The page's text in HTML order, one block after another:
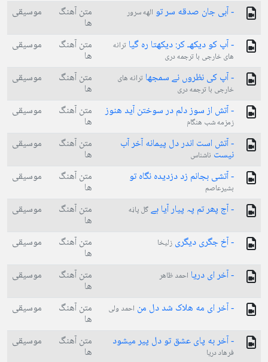
- آبی جان صدقه سر تو الهه سرور متن آهنگ
ها
موسیقی
- آپ کو دیکهـ کر: دیکهتا ره گیا ترانه
های خارجی با ترجمه دری
متن آهنگ
ها
موسیقی
- آپ کی نظروں نے سمجها ترانه های
خارجی با ترجمه دری
متن آهنگ
ها
موسیقی
- آتش از سوز دلم در سوختن آید هنوز
زمزمه شب هنگام
متن آهنگ
ها
موسیقی
- آتش است اندر دل پیمانه آخر آب
نیست ناشناس
متن آهنگ
ها
موسیقی
- آتشى بجانم زد دزديده نگاه تو
بشيرعاصم
متن آهنگ
ها
موسیقی
- آج پھر تم پہ پیار آیا ہےگل پاڼه متن آهنگ
ها
موسیقی
- آخ جگری دیگری زلیخا متن آهنگ
ها
موسیقی
- آخر ای دریا احمد ظاهر متن آهنگ
ها
موسیقی
- آخر ای مه هلاک شد دل من احمد ولی متن آهنگ
ها
موسیقی
- آخر به پای عشق تو دل پیر میشود
فرهاد دریا
متن آهنگ
ها
موسیقی